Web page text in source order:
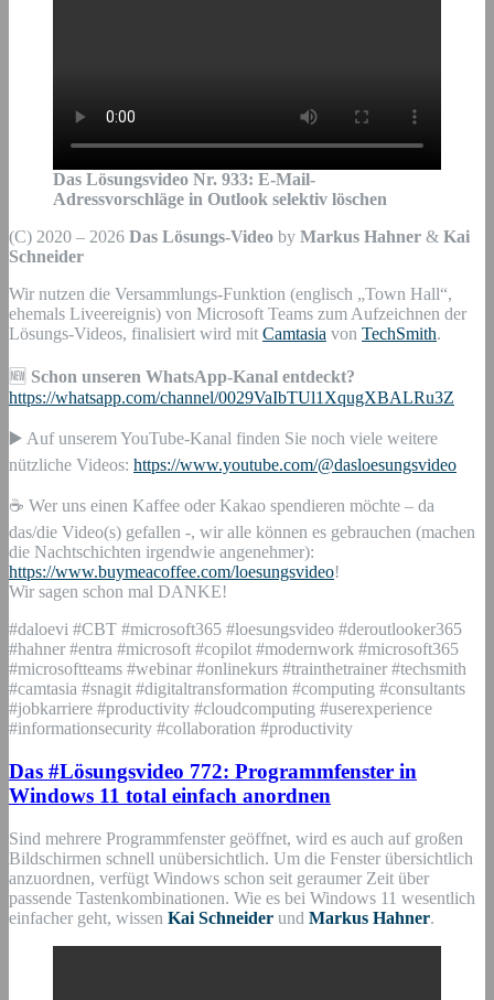
Das Lösungsvideo Nr. 933: E-Mail-
Adressvorschläge in Outlook selektiv löschen
(C) 2020 – 2026 Das Lösungs-Video by Markus Hahner & Kai
Schneider
Wir nutzen die Versammlungs-Funktion (englisch „Town Hall“,
ehemals Liveereignis) von Microsoft Teams zum Aufzeichnen der
Lösungs-Videos, finalisiert wird mit Camtasia von TechSmith.
🆕 Schon unseren WhatsApp-Kanal entdeckt?
https://whatsapp.com/channel/0029VaIbTUl1XqugXBALRu3Z
▶️ Auf unserem YouTube-Kanal finden Sie noch viele weitere
nützliche Videos: https://www.youtube.com/@dasloesungsvideo
☕ Wer uns einen Kaffee oder Kakao spendieren möchte – da
das/die Video(s) gefallen -, wir alle können es gebrauchen (machen
die Nachtschichten irgendwie angenehmer):
https://www.buymeacoffee.com/loesungsvideo!
Wir sagen schon mal DANKE!
#daloevi #CBT #microsoft365 #loesungsvideo #deroutlooker365
#hahner #entra #microsoft #copilot #modernwork #microsoft365
#microsoftteams #webinar #onlinekurs #trainthetrainer #techsmith
#camtasia #snagit #digitaltransformation #computing #consultants
#jobkarriere #productivity #cloudcomputing #userexperience
#informationsecurity #collaboration #productivity
Das #Lösungsvideo 772: Programmfenster in
Windows 11 total einfach anordnen
Sind mehrere Programmfenster geöffnet, wird es auch auf großen
Bildschirmen schnell unübersichtlich. Um die Fenster übersichtlich
anzuordnen, verfügt Windows schon seit geraumer Zeit über
passende Tastenkombinationen. Wie es bei Windows 11 wesentlich
einfacher geht, wissen Kai Schneider und Markus Hahner.